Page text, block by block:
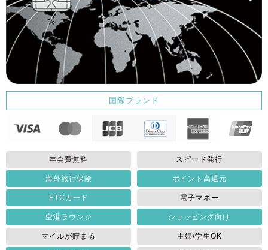
国際ブランド
年会費無料 スピード発行
海外旅行保険 ポイント高還元
ETCカード 電子マネー
空港ラウンジ ショッピング向け
マイルが貯まる 主婦/学生OK